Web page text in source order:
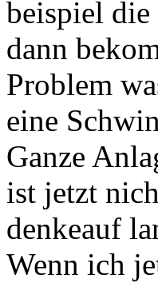
beispiel
dann
Problem
eine
Ganze
ist jetzt
denkeauf
Wenn ich